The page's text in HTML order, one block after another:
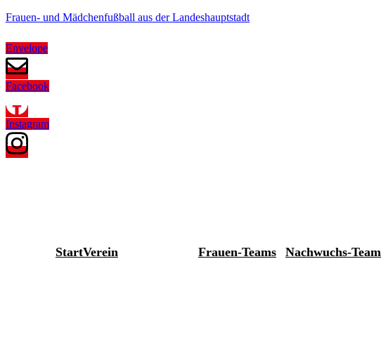
Frauen- und Mädchenfußball aus der Landeshauptstadt
Envelope
Facebook
Instagram
StartVerein Frauen-Teams Nachwuchs-